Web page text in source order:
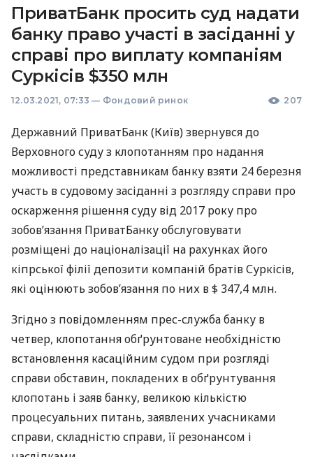
ПриватБанк просить суд надати
банку право участі в засіданні у
справі про виплату компаніям
Суркісів $350 млн
12.03.2021, 07:33 — Фондовий ринок 207
Державний ПриватБанк (Київ) звернувся до
Верховного суду з клопотанням про надання
можливості представникам банку взяти 24 березня
участь в судовому засіданні з розгляду справи про
оскарження рішення суду від 2017 року про
зобов’язання ПриватБанку обслуговувати
розміщені до націоналізації на рахунках його
кіпрської філії депозити компаній братів Суркісів,
які оцінюють зобов’язання по них в $ 347,4 млн.
Згідно з повідомленням прес-служба банку в
четвер, клопотання обґрунтоване необхідністю
встановлення касаційним судом при розгляді
справи обставин, покладених в обґрунтування
клопотань і заяв банку, великою кількістю
процесуальних питань, заявлених учасниками
справи, складністю справи, її резонансом і